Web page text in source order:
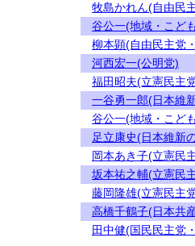
牧島かれん(自由民
谷公一(地域・こど
柳本顕(自由民主党
河西宏一(公明党)
福田昭夫(立憲民主
一谷勇一郎(日本維
谷公一(地域・こど
足立康史(日本維新
岡本あき子(立憲民
坂本祐之輔(立憲民
藤岡隆雄(立憲民主
高橋千鶴子(日本共
田中健(国民民主党